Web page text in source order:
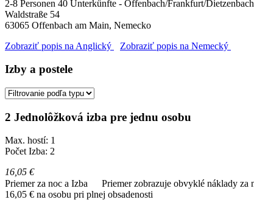
2-8 Personen 40 Unterkünfte - Offenbach/Frankfurt/Dietzenbach
Waldstraße 54
63065 Offenbach am Main, Nemecko
Zobraziť popis na Anglický
Zobraziť popis na Nemecký
Izby a postele
2 Jednolôžková izba pre jednu osobu
Max. hostí: 1
Počet Izba: 2
16,05 €
Priemer za noc a Izba
Priemer zobrazuje obvyklé náklady za
16,05 € na osobu pri plnej obsadenosti